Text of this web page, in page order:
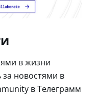
в жизни
за новостями в
в Телеграмм